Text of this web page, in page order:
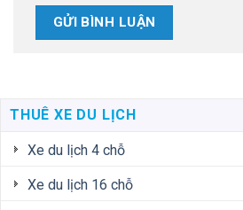
THUÊ XE DU LỊCH
Xe du lịch 4 chỗ
Xe du lịch 16 chỗ